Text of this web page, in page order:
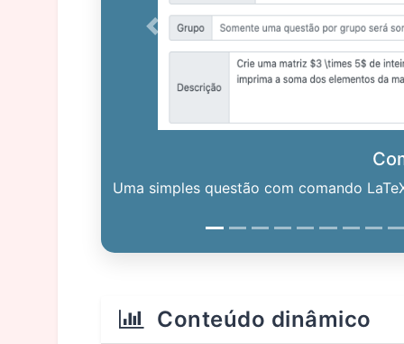
Uma simples questão com comando
Previous
Conteúdo dinâmico